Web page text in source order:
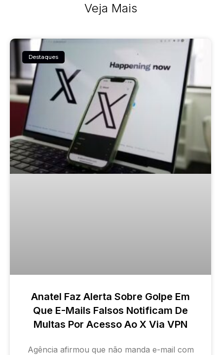
Veja Mais
Destaques
Anatel Faz Alerta Sobre Golpe Em
Que E-Mails Falsos Notificam De
Multas Por Acesso Ao X Via VPN
Agência afirmou que não manda e-mail com